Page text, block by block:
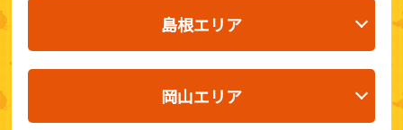
島根エリア
岡山エリア